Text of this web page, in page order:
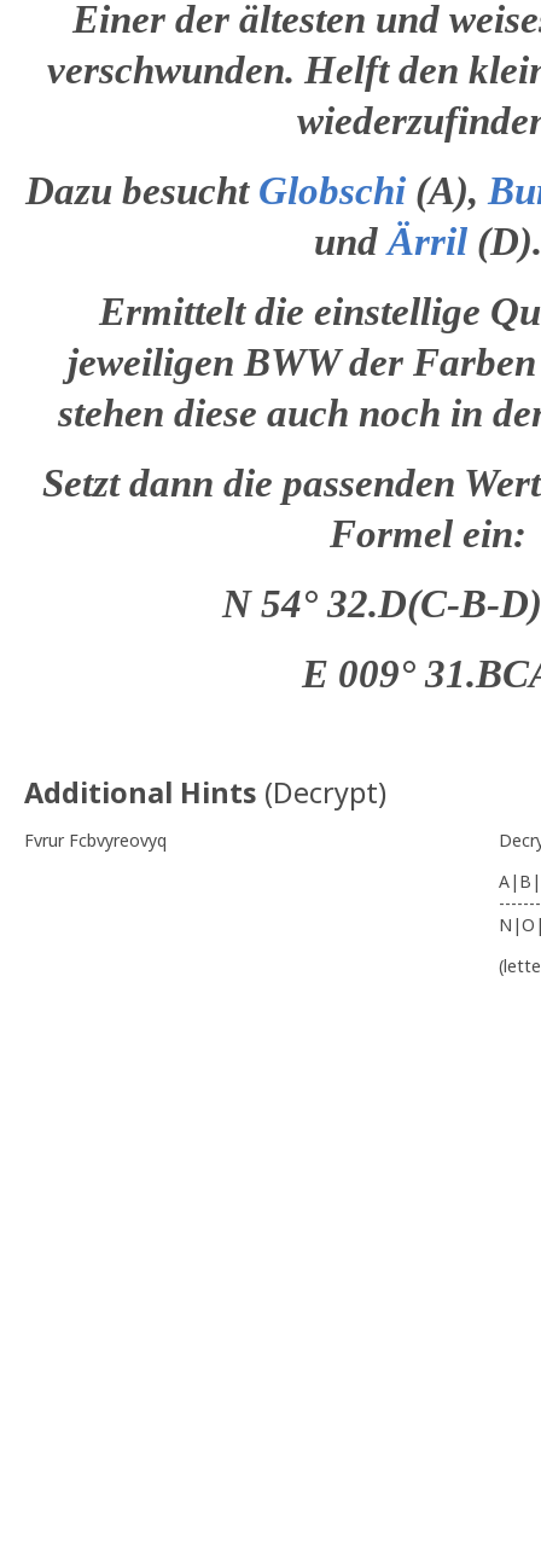
Einer der ältesten und
verschwunden. Helft den
Dazu besucht Globschi (A),
undÄrril
Ermittelt die einstellige
jeweiligen BWW der
stehen diese auch noch in
Setzt dann die passenden
Formel ein:
N 54° 32.D(C-B-
E 009°
Additional Hints (Decrypt)
Fvrur Fcbvyreovyq